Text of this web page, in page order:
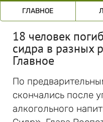
ГЛАВНОЕ
18 человек
сидра в разных
Главное
По
скончались после
алкогольного